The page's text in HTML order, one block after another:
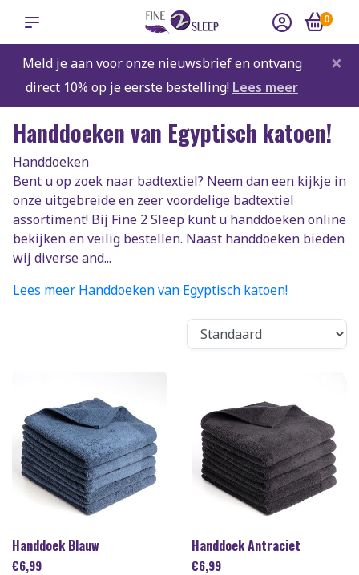
0
Meld je aan voor onze nieuwsbrief en ontvang
direct 10% op je eerste bestelling! Lees meer
×
Handdoeken van Egyptisch katoen!
Handdoeken
Bent u op zoek naar badtextiel? Neem dan een kijkje in
onze uitgebreide en zeer voordelige badtextiel
assortiment! Bij Fine 2 Sleep kunt u handdoeken online
bekijken en veilig bestellen. Naast handdoeken bieden
wij diverse and...
Lees meer Handdoeken van Egyptisch katoen!
Handdoek Blauw
€6,99
Handdoek Antraciet
€6,99